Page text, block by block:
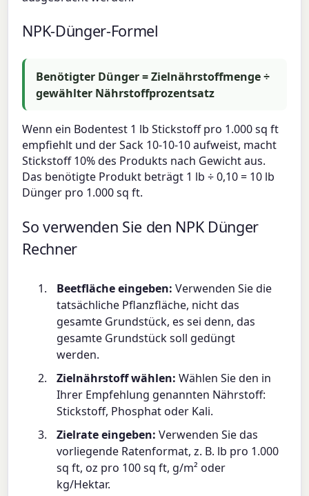
NPK-Dünger-Formel
Benötigter Dünger = Zielnährstoffmenge ÷
gewählter Nährstoffprozentsatz
Wenn ein Bodentest 1 lb Stickstoff pro 1.000 sq ft
empfiehlt und der Sack 10-10-10 aufweist, macht
Stickstoff 10% des Produkts nach Gewicht aus.
Das benötigte Produkt beträgt 1 lb ÷ 0,10 = 10 lb
Dünger pro 1.000 sq ft.
So verwenden Sie den NPK Dünger
Rechner
Beetfläche eingeben: Verwenden Sie die
tatsächliche Pflanzfläche, nicht das
gesamte Grundstück, es sei denn, das
gesamte Grundstück soll gedüngt
werden.
Zielnährstoff wählen: Wählen Sie den in
Ihrer Empfehlung genannten Nährstoff:
Stickstoff, Phosphat oder Kali.
Zielrate eingeben: Verwenden Sie das
vorliegende Ratenformat, z. B. lb pro 1.000
sq ft, oz pro 100 sq ft, g/m² oder
kg/Hektar.